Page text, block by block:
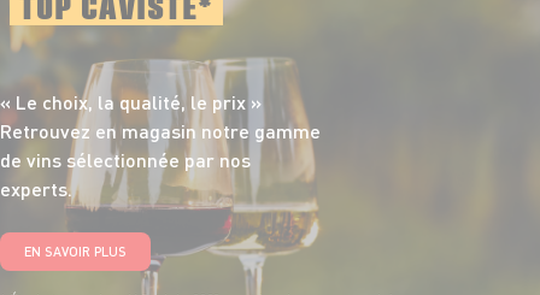
« Le choix, la qualité, le prix »
Retrouvez en magasin notre gamme
de vins sélectionnée par nos
experts.
EN SAVOIR PLUS